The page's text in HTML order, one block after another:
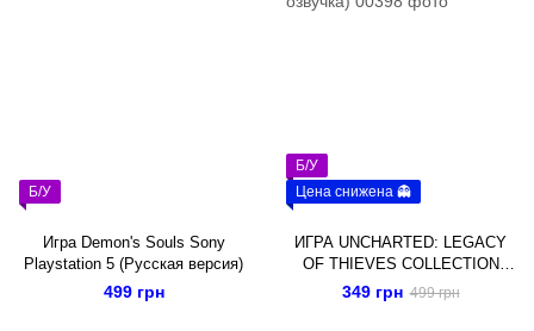
Б/У
Игра Demon's Souls Sony
Playstation 5 (Русская версия)
499 грн
Б/У
Цена снижена 👻
ИГРА UNCHARTED: LEGACY
OF THIEVES COLLECTION
PS5 (Русская озвучка)
349 грн 499 грн